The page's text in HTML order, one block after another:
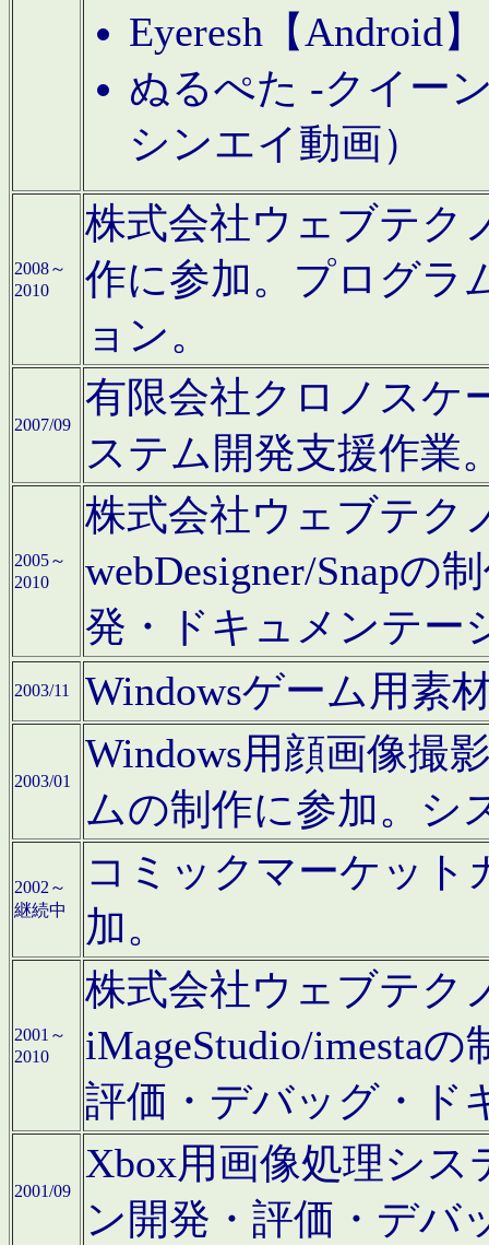
Eyeresh【Android
ぬるぺた -クイー
シンエイ動画）
2008～
2010
株式会社ウェブテク
作に参加。プログラ
ョン。
2007/09
有限会社クロノスケ
ステム開発支援作業
2005～
2010
株式会社ウェブテク
webDesigner/Snapの
発・ドキュメンテー
2003/11 Windowsゲーム用素
2003/01
Windows用顔画像撮
ムの制作に参加。シ
2002～
継続中
コミックマーケット
加。
2001～
2010
株式会社ウェブテク
iMageStudio/imesta
評価・デバッグ・ド
2001/09
Xbox用画像処理シ
ン開発・評価・デバ